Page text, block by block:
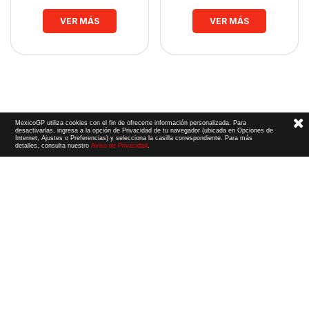
VER MÁS VER MÁS
MexicoGP utiliza cookies con el fin de ofrecerte información personalizada. Para
desactivarlas, ingresa a la opción de Privacidad de tu navegador (ubicada en Opciones de
Internet, Ajustes o Preferencias) y selecciona la casilla correspondiente. Para más
detalles, consulta nuestroAviso de Privacidad.